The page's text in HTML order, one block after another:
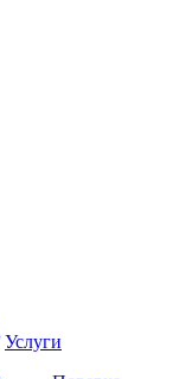
Услуги